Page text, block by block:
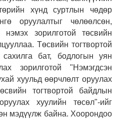
хүнд суртлын чөдөр
оруулалтыг чөлөөлсөн,
зорилготой төсвийн
Төсвийн тогтвортой
бат, бодлогын уян
зорилготой "Нэмэгдсэн
хуульд өөрчлөлт оруулах
тогтвортой байдлын
хуулийн төсөл"-ийг
мэдүүлж байна. Хоорондоо